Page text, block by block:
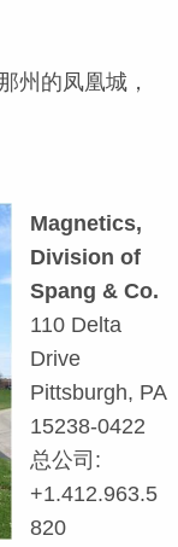
州的凤凰城，
Magnetics,
Division of
Spang & Co.
110 Delta
Drive
Pittsburgh, PA
15238-0422
总公司:
+1.412.963.5
820